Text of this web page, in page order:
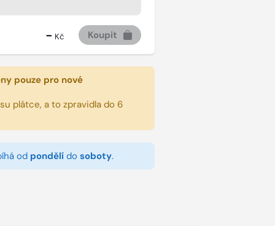
- Kč Koupit
pouze pro nové
plátce, a to zpravidla do 6
od pondělído soboty.